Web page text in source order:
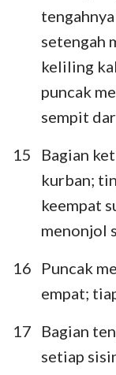
setengah
keliling
puncak
sempit
15
Bagian
kurban;
keempat
menonjol
16
Puncak
empat;
17
Bagian
setiap